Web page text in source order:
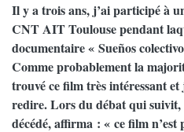
Il y a trois ans, j’ai participé à
CNT AIT Toulouse pendant
documentaire « Sueños
Comme probablement la
trouvé ce film très intéressant et
redire. Lors du débat qui
décédé, affirma : « ce film